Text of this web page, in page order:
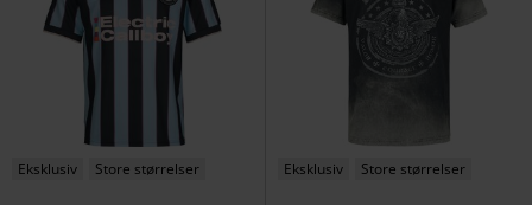
Eksklusiv Store størrelser Eksklusiv Store størrelser